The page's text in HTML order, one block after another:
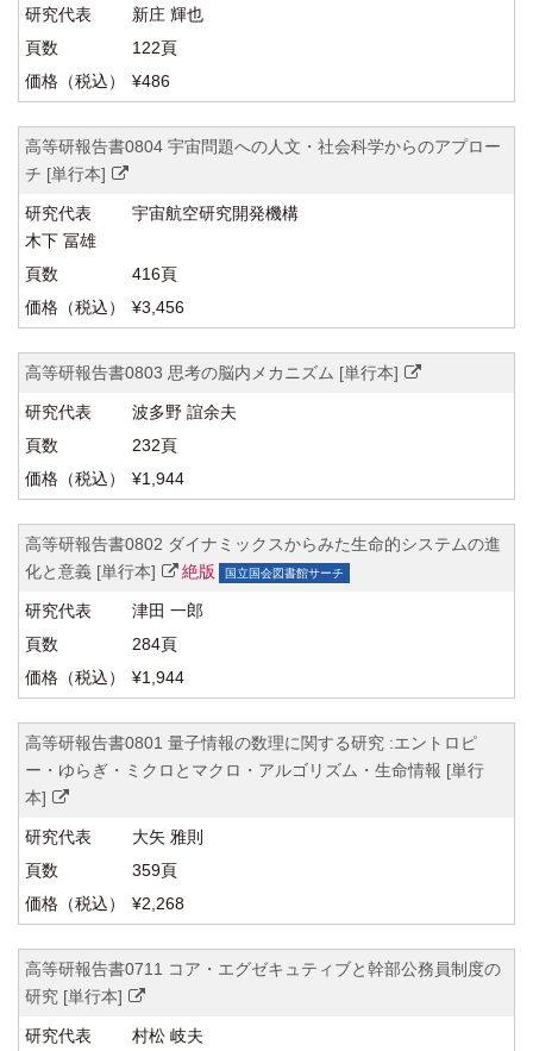
新庄 輝也
122頁
¥486
高等研報告書0804 宇宙問題への人文・社会科学からのアプロー
チ [単行本]
宇宙航空研究開発機構
木下 冨雄
416頁
¥3,456
高等研報告書0803 思考の脳内メカニズム [単行本]
波多野 誼余夫
232頁
¥1,944
高等研報告書0802 ダイナミックスからみた生命的システムの進
化と意義 [単行本]
絶版 国立国会図書館サーチ
津田 一郎
284頁
¥1,944
高等研報告書0801 量子情報の数理に関する研究 :エントロピ
ー・ゆらぎ・ミクロとマクロ・アルゴリズム・生命情報 [単行
本]
大矢 雅則
359頁
¥2,268
高等研報告書0711 コア・エグゼキュティブと幹部公務員制度の
研究 [単行本]
村松 岐夫